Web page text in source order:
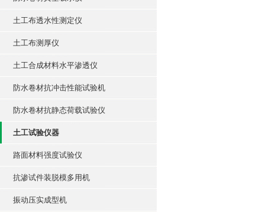
土工布透水性测定仪
土工布测厚仪
土工合成材料水平渗透仪
防水卷材抗冲击性能试验机
防水卷材抗静态荷载试验仪
土工试验仪器
路面材料强度试验仪
抗渗试件装脱模多用机
振动压实成型机